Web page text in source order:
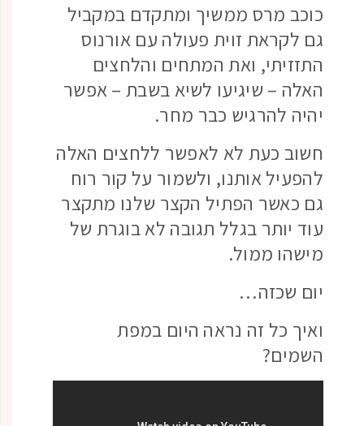
כוכב מרס ממשיך ומתקדם במקביל
גם לקראת זוית פעולה עם אורנוס
התזזיתי, ואת המתחים והלחצים
האלה – שיגיעו לשיא בשבת – אפשר
יהיה להרגיש כבר מחר.
חשוב כעת לא לאפשר ללחצים האלה
להפעיל אותנו, ולשמור על קור רוח
גם כאשר הפתיל הקצר שלנו מתקצר
עוד יותר בגלל תגובה לא בוגרת של
מישהו ממול.
יום שכזה…
ואיך כל זה נראה היום במפת
השמים?